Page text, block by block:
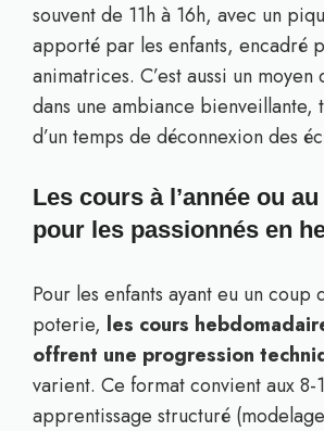
souvent de 11h à 16h, avec un
apporté par les enfants, encadré
animatrices. C’est aussi un
dans une ambiance bienveillante,
d’un temps de déconnexion des
Les cours à l’année ou
pour les passionnés en
Pour les enfants ayant eu un
poterie, les cours
offrent une progression
varient. Ce format convient aux 8-
apprentissage structuré